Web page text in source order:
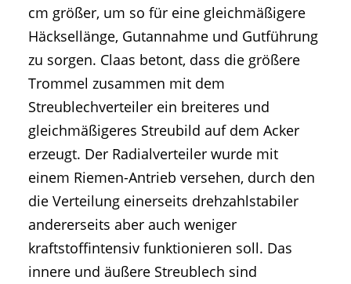
cm größer, um so für eine gleichmäßigere
Häcksellänge, Gutannahme und Gutführung
zu sorgen. Claas betont, dass die größere
Trommel zusammen mit dem
Streublechverteiler ein breiteres und
gleichmäßigeres Streubild auf dem Acker
erzeugt. Der Radialverteiler wurde mit
einem Riemen-Antrieb versehen, durch den
die Verteilung einerseits drehzahlstabiler
andererseits aber auch weniger
kraftstoffintensiv funktionieren soll. Das
innere und äußere Streublech sind